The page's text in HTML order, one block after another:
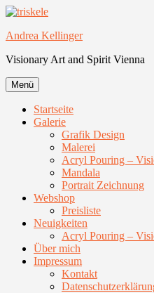
Zum
springen
Andrea Kellinger
Visionary Art and Spirit Vienna
Menü
Startseite
Galerie
Grafik Design
Malerei
Acryl Pouring –
Mandala
Portrait Zeichnung
Webshop
Preisliste
Neuigkeiten
Acryl Pouring –
Über mich
Impressum
Kontakt